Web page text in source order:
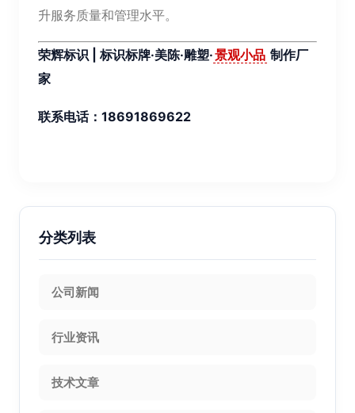
升服务质量和管理水平。
荣辉标识 | 标识标牌·美陈·雕塑·景观小品 制作厂
家
联系电话：18691869622
分类列表
公司新闻
行业资讯
技术文章